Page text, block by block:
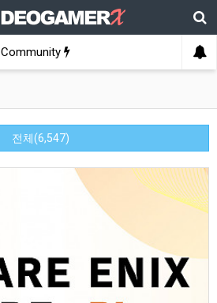
Community
전체(6,547)